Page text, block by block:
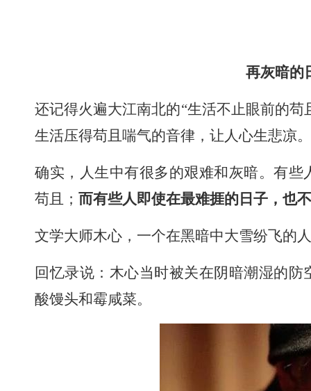
再灰暗的
还记得火遍大江南北的“生活不止眼前的
生活压得苟且喘气的音律，让人心生悲凉。
确实，人生中有很多的艰难和灰暗。有
苟且； 而有些人即使在最难捱的日子，也
文学大师木心，一个在黑暗中大雪纷飞的
回忆录说：木心当时被关在阴暗潮湿的
酸馒头和霉咸菜。